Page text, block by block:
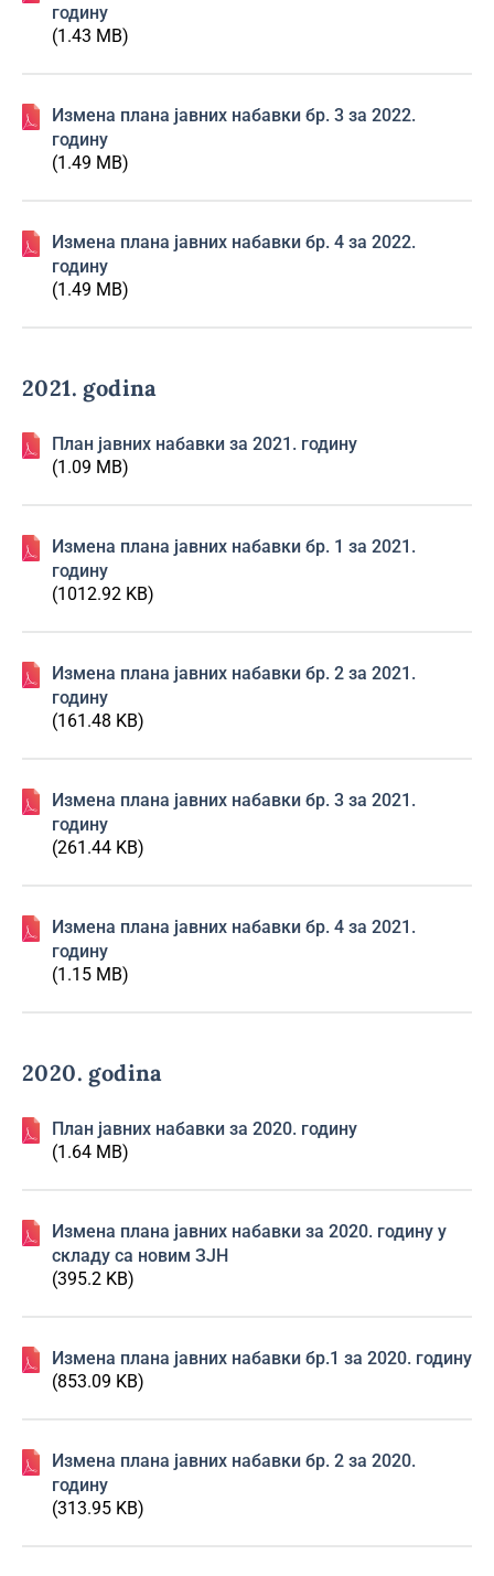
годину
(1.43 MB)
Изменa плана јавних набавки бр. 3 за 2022.
годину
(1.49 MB)
Изменa плана јавних набавки бр. 4 за 2022.
годину
(1.49 MB)
2021. godina
План јавних набавки за 2021. годину
(1.09 MB)
Изменa плана јавних набавки бр. 1 за 2021.
годину
(1012.92 KB)
Изменa плана јавних набавки бр. 2 за 2021.
годину
(161.48 KB)
Изменa плана јавних набавки бр. 3 за 2021.
годину
(261.44 KB)
Изменa плана јавних набавки бр. 4 за 2021.
годину
(1.15 MB)
2020. godina
План јавних набавки за 2020. годину
(1.64 MB)
Измена плана јавних набавки за 2020. годину у
складу са новим ЗЈН
(395.2 KB)
Измена плана јавних набавки бр.1 за 2020. годину
(853.09 KB)
Измена плана јавних набавки бр. 2 за 2020.
годину
(313.95 KB)